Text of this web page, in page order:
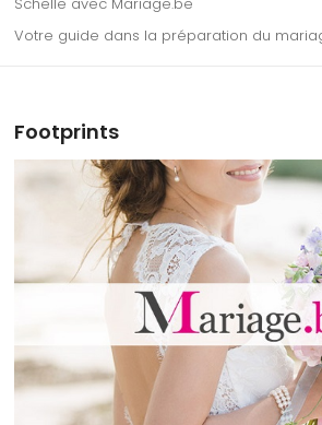
Votre guide dans la préparation du
Footprints